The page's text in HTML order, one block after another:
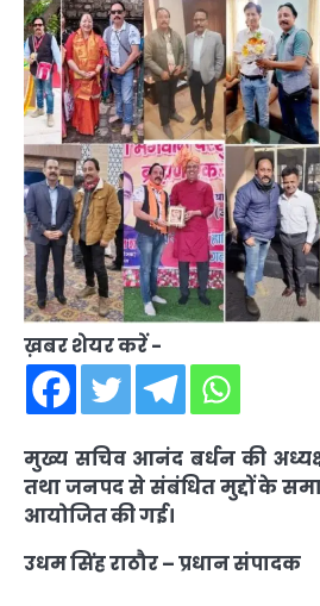
ख़बर शेयर करें -
मुख्य सचिव आनंद बर्धन की
तथा जनपद से संबंधित मुद्दों के
आयोजित की गई।
उधम सिंह राठौर – प्रधान संपादक